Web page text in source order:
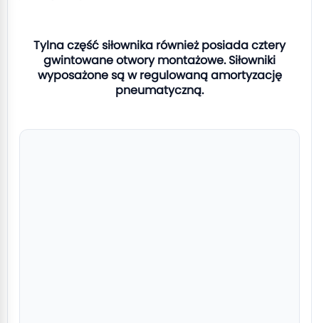
Tylna część siłownika również posiada cztery
gwintowane otwory montażowe. Siłowniki
wyposażone są w regulowaną amortyzację
pneumatyczną.